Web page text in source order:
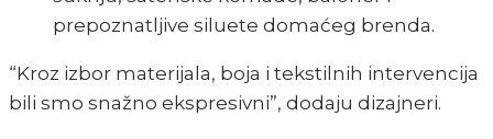
“Kroz izbor materijala, boja i tekstilnih intervencija
bili smo snažno ekspresivni”, dodaju dizajneri.